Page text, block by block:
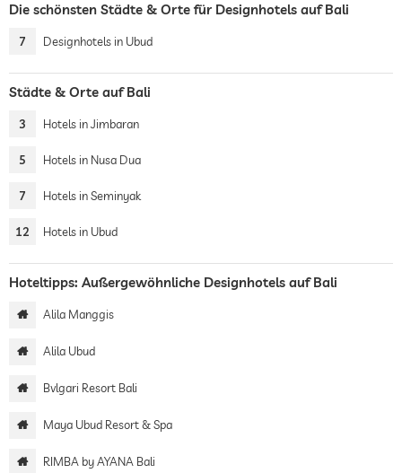
Die schönsten Städte & Orte für Designhotels auf Bali
7 Designhotels in Ubud
Städte & Orte auf Bali
3 Hotels in Jimbaran
5 Hotels in Nusa Dua
7 Hotels in Seminyak
12 Hotels in Ubud
Hoteltipps: Außergewöhnliche Designhotels auf Bali
Alila Manggis
Alila Ubud
Bvlgari Resort Bali
Maya Ubud Resort & Spa
RIMBA by AYANA Bali